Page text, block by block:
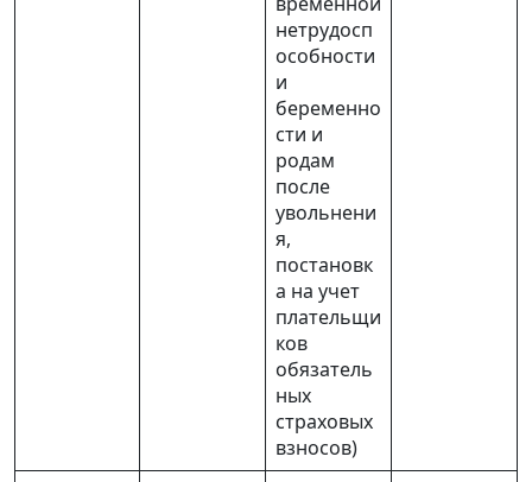
нетрудосп
особности
и
беременно
сти и
родам
после
увольнени
я,
постановк
а на учет
плательщи
ков
обязатель
ных
страховых
взносов)
Солигорский районный отдел
Миноблуправления ФСЗН МТ и СЗ РБ